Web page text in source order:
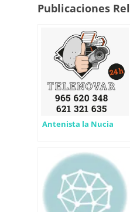
Publicaciones
Antenista la Nucia